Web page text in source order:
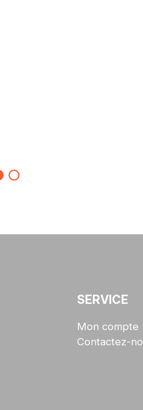
SERVICE
Mon compte
Contactez-